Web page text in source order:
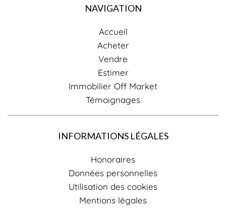
NAVIGATION
Accueil
Acheter
Vendre
Estimer
Immobilier Off Market
Témoignages
INFORMATIONS LÉGALES
Honoraires
Données personnelles
Utilisation des cookies
Mentions légales